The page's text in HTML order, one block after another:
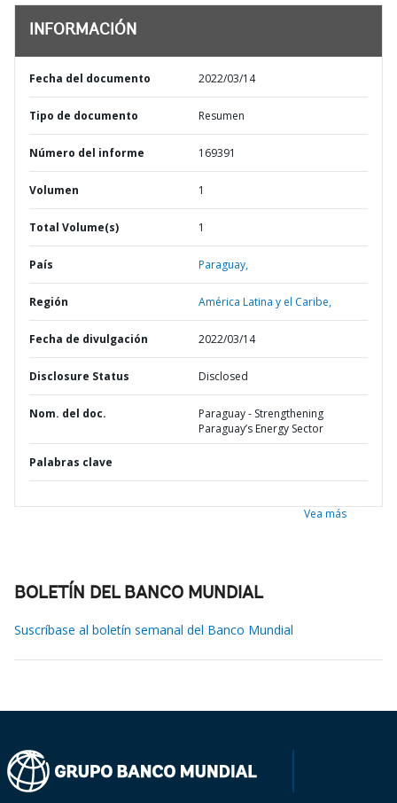
INFORMACIÓN
Fecha del documento 2022/03/14
Tipo de documento Resumen
Número del informe 169391
Volumen 1
Total Volume(s) 1
País Paraguay,
Región América Latina y el Caribe,
Fecha de divulgación 2022/03/14
Disclosure Status Disclosed
Nom. del doc.
Paraguay - Strengthening
Paraguay’s Energy Sector
Palabras clave
Vea más
BOLETÍN DEL BANCO MUNDIAL
Suscríbase al boletín semanal del Banco Mundial